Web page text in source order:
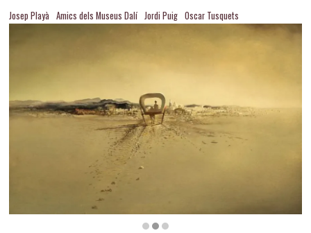
Josep Playà Amics dels Museus Dalí Jordi Puig Oscar Tusquets